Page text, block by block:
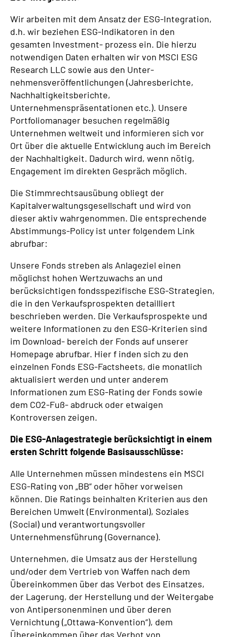
Wir arbeiten mit dem Ansatz der ESG-Integration,
d.h. wir beziehen ESG-Indikatoren in den
gesamten Investment- prozess ein. Die hierzu
notwendigen Daten erhalten wir von MSCI ESG
Research LLC sowie aus den Unter-
nehmensveröffentlichungen (Jahresberichte,
Nachhaltigkeitsberichte,
Unternehmenspräsentationen etc.). Unsere
Portfoliomanager besuchen regelmäßig
Unternehmen weltweit und informieren sich vor
Ort über die aktuelle Entwicklung auch im Bereich
der Nachhaltigkeit. Dadurch wird, wenn nötig,
Engagement im direkten Gespräch möglich.
Die Stimmrechtsausübung obliegt der
Kapitalverwaltungsgesellschaft und wird von
dieser aktiv wahrgenommen. Die entsprechende
Abstimmungs-Policy ist unter folgendem Link
abrufbar:
Unsere Fonds streben als Anlageziel einen
möglichst hohen Wertzuwachs an und
berücksichtigen fondsspezifische ESG-Strategien,
die in den Verkaufsprospekten detailliert
beschrieben werden. Die Verkaufsprospekte und
weitere Informationen zu den ESG-Kriterien sind
im Download- bereich der Fonds auf unserer
Homepage abrufbar. Hier f inden sich zu den
einzelnen Fonds ESG-Factsheets, die monatlich
aktualisiert werden und unter anderem
Informationen zum ESG-Rating der Fonds sowie
dem CO2-Fuß- abdruck oder etwaigen
Kontroversen zeigen.
Die ESG-Anlagestrategie berücksichtigt in einem
ersten Schritt folgende Basisausschlüsse:
Alle Unternehmen müssen mindestens ein MSCI
ESG-Rating von „BB“ oder höher vorweisen
können. Die Ratings beinhalten Kriterien aus den
Bereichen Umwelt (Environmental), Soziales
(Social) und verantwortungsvoller
Unternehmensführung (Governance).
Unternehmen, die Umsatz aus der Herstellung
und/oder dem Vertrieb von Waffen nach dem
Übereinkommen über das Verbot des Einsatzes,
der Lagerung, der Herstellung und der Weitergabe
von Antipersonenminen und über deren
Vernichtung („Ottawa-Konvention“), dem
Übereinkommen über das Verbot von